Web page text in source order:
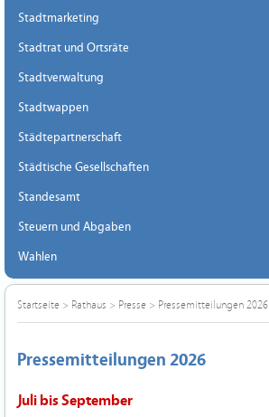
Stadtmarketing
Stadtrat und Ortsräte
Stadtverwaltung
Stadtwappen
Städtepartnerschaft
Städtische Gesellschaften
Standesamt
Steuern und Abgaben
Wahlen
Startseite > Rathaus > Presse > Pressemitteilungen 2026
Pressemitteilungen 2026
Juli bis September